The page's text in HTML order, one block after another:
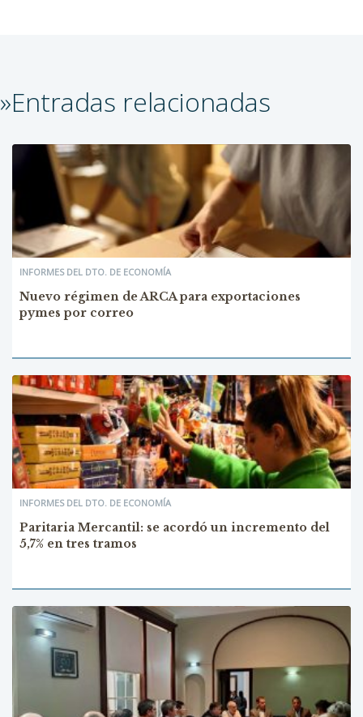
»Entradas relacionadas
INFORMES DEL DTO. DE ECONOMÍA
Nuevo régimen de ARCA para exportaciones
pymes por correo
INFORMES DEL DTO. DE ECONOMÍA
Paritaria Mercantil: se acordó un incremento del
5,7% en tres tramos